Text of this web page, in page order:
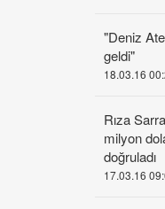
"Deniz
geldi"
18.03.16
Rıza
milyon
doğruladı
17.03.16